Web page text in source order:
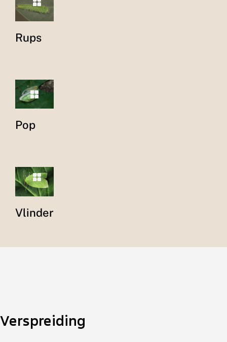
Rups
Pop
Vlinder
Verspreiding